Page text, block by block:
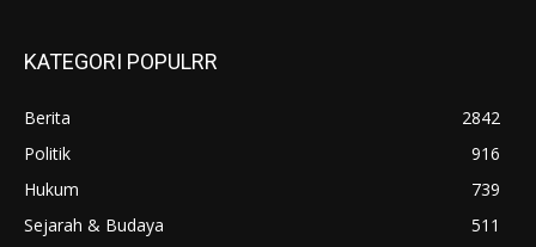
KATEGORI POPULRR
Berita
2842
Politik
916
Hukum
739
Sejarah & Budaya
511